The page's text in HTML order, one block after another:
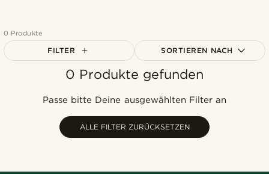
0 Produkte
FILTER SORTIEREN NACH
Am beliebtesten
Höchster Preis
0 Produkte gefunden
Passe bitte Deine ausgewählten Filter an
ALLE FILTER ZURÜCKSETZEN